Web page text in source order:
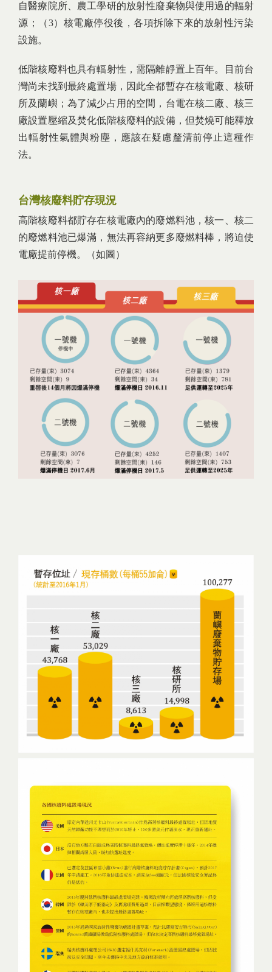
自醫療院所、農工學研的放射性廢棄物與使用過的輻射
源；（3）核電廠停役後，各項拆除下來的放射性污染
設施。
低階核廢料也具有輻射性，需隔離靜置上百年。目前台
灣尚未找到最終處置場，因此全都暫存在核電廠、核研
所及蘭嶼；為了減少占用的空間，台電在核二廠、核三
廠設置壓縮及焚化低階核廢料的設備，但焚燒可能釋放
出輻射性氣體與粉塵，應該在疑慮釐清前停止這種作
法。
台灣核廢料貯存現況
高階核廢料都貯存在核電廠內的廢燃料池，核一、核二
的廢燃料池已爆滿，無法再容納更多廢燃料棒，將迫使
電廠提前停機。（如圖）